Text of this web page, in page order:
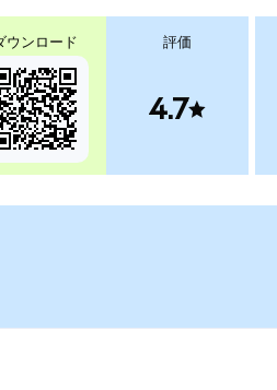
ウンロード 評価
4.7